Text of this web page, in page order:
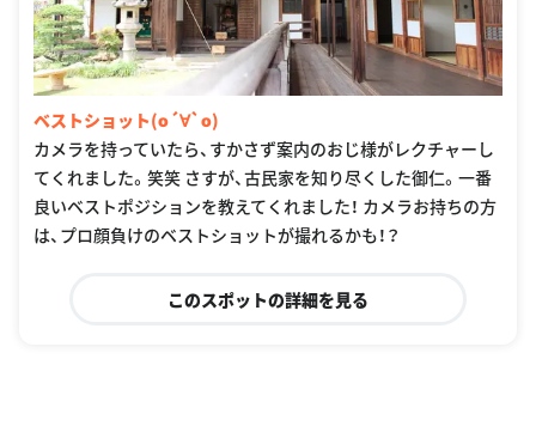
ベストショット(о´∀`о)
カメラを持っていたら、すかさず案内のおじ様がレクチャーし
てくれました。笑笑 さすが、古民家を知り尽くした御仁。一番
良いベストポジションを教えてくれました！ カメラお持ちの方
は、プロ顔負けのベストショットが撮れるかも！？
このスポットの詳細を見る